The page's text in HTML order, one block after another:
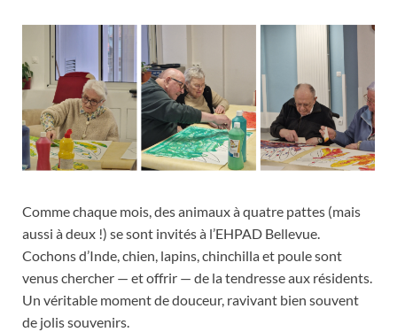
Comme chaque mois, des animaux à quatre pattes (mais
aussi à deux !) se sont invités à l’EHPAD Bellevue.
Cochons d’Inde, chien, lapins, chinchilla et poule sont
venus chercher — et offrir — de la tendresse aux résidents.
Un véritable moment de douceur, ravivant bien souvent
de jolis souvenirs.